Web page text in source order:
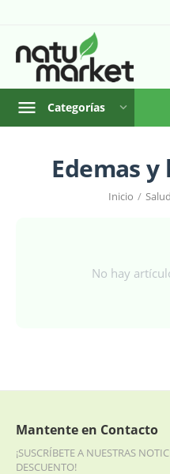
Categorías
Edemas
Inicio / Salud
No hay
Mantente en Contacto
¡SUSCRÍBETE A NUESTRAS
DESCUENTO!